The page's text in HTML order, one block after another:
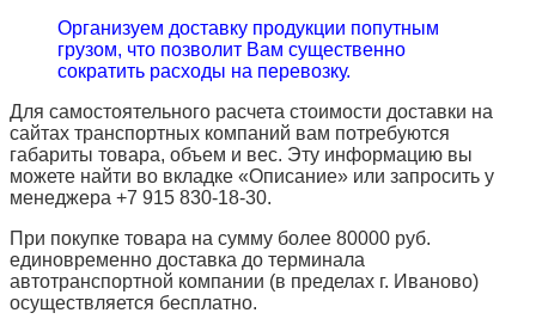
Организуем доставку продукции попутным
грузом, что позволит Вам существенно
сократить расходы на перевозку.
Для самостоятельного расчета стоимости доставки на
сайтах транспортных компаний вам потребуются
габариты товара, объем и вес. Эту информацию вы
можете найти во вкладке «Описание» или запросить у
менеджера +7 915 830-18-30.
При покупке товара на сумму более 80000 руб.
единовременно доставка до терминала
автотранспортной компании (в пределах г. Иваново)
осуществляется бесплатно.